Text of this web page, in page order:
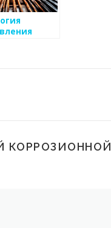
КОРРОЗИОННОЙ